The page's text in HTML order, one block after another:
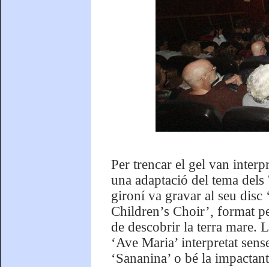
Per trencar el gel van
una adaptació del tema
gironí va gravar al seu disc
Children’s Choir’, format
de descobrir la terra mare.
‘Ave Maria’ interpretat
‘Sananina’ o bé la